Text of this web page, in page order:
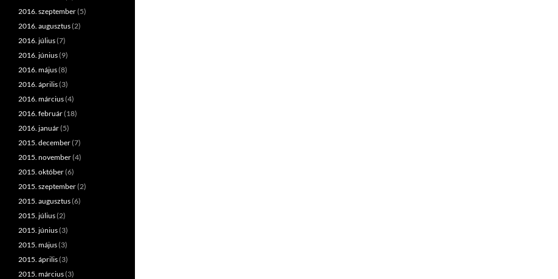
2016. szeptember(5)
2016. augusztus(2)
2016. július(7)
2016. június(9)
2016. május(8)
2016. április(3)
2016. március(4)
2016. február(18)
2016. január(5)
2015. december(7)
2015. november(4)
2015. október(6)
2015. szeptember(2)
2015. augusztus(6)
2015. július(2)
2015. június(3)
2015. május(3)
2015. április(3)
2015. március(3)